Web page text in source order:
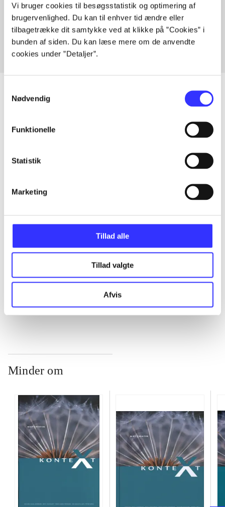
Vi bruger cookies til besøgsstatistik og optimering af
brugervenlighed. Du kan til enhver tid ændre eller
tilbagetrække dit samtykke ved at klikke på ”Cookies” i
bunden af siden. Du kan læse mere om de anvendte
cookies under ”Detaljer”.
Nødvendig
Funktionelle
Statistik
Marketing
Tillad alle
Tillad valgte
Afvis
Artikler med samme emner
Fra
Alle registrerede artikler fordelt på udgivelser
...
...
Minder om